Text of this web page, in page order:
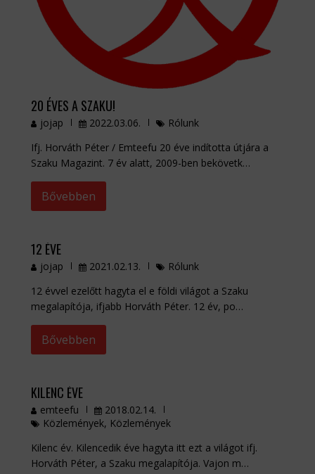
20 ÉVES A SZAKU!
jojap 2022.03.06.
Rólunk
Ifj. Horváth Péter / Emteefu 20 éve indította útjára a
Szaku Magazint. 7 év alatt, 2009-ben bekövetk…
Bővebben
12 ÉVE
jojap 2021.02.13.
Rólunk
12 évvel ezelőtt hagyta el e földi világot a Szaku
megalapítója, ifjabb Horváth Péter. 12 év, po…
Bővebben
KILENC ÉVE
emteefu
2018.02.14.
Közlemények, Közlemények
Kilenc év. Kilencedik éve hagyta itt ezt a világot ifj.
Horváth Péter, a Szaku megalapítója. Vajon m…